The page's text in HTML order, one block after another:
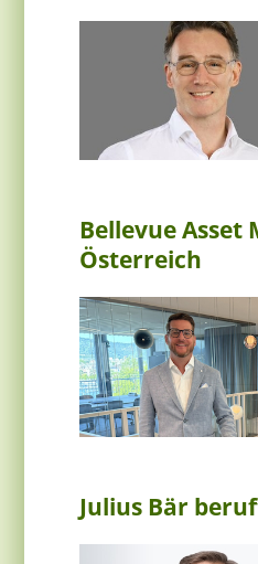
Bellevue Asset
Österreich
Julius Bär